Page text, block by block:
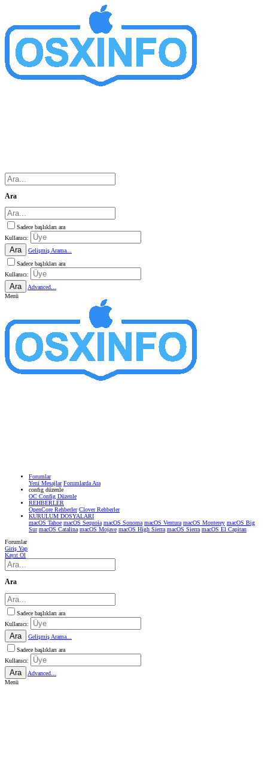
Ara
Sadece başlıkları ara
Kullanıcı:
Ara
Gelişmiş Arama...
Sadece başlıkları ara
Kullanıcı:
Ara
Advanced...
Menü
Forumlar
Yeni Mesajlar Forumlarda Ara
confıg düzenle
OC Config Düzenle
REHBERLER
OpenCore Rehberler Clover Rehberler
KURULUM DOSYALARI
macOS Tahoe macOS Sequoia macOS Sonoma macOS Ventura macOS Monterey macOS Big
Sur macOS Catalina macOS Mojave macOS High Sierra macOS Sierra macOS El Capitan
Forumlar
Giriş Yap
Kayıt Ol
Ara
Sadece başlıkları ara
Kullanıcı:
Ara
Gelişmiş Arama...
Sadece başlıkları ara
Kullanıcı:
Ara
Advanced...
Menü